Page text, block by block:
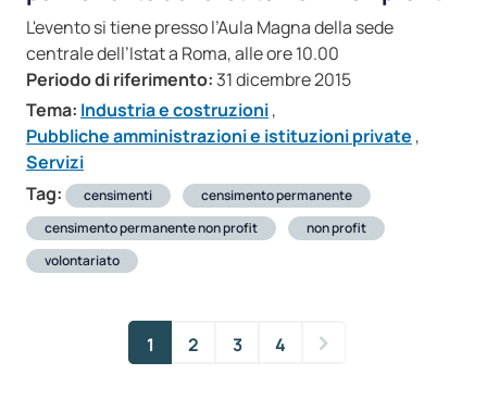
L'evento si tiene presso l’Aula Magna della sede
centrale dell’Istat a Roma, alle ore 10.00
Periodo di riferimento: 31 dicembre 2015
Tema: Industria e costruzioni,
Pubbliche amministrazioni e istituzioni private ,
Servizi
Tag:
censimenti
censimento permanente
censimento permanente non profit
non profit
volontariato
1 2 3 4